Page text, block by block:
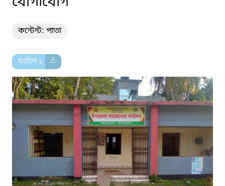
কন্টেন্ট: পাতা
ফাইল ১